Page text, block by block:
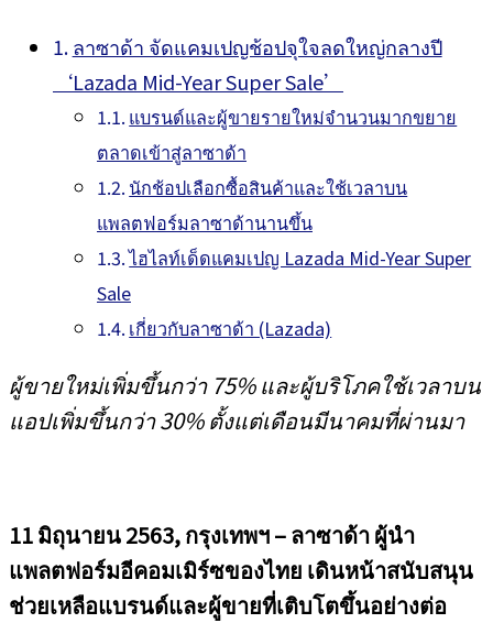
ลาซาด้า จัดแคมเปญช้อปจุใจลดใหญ่กลางปี
‘Lazada Mid-Year Super Sale’
แบรนด์และผู้ขายรายใหม่จำนวนมากขยาย
ตลาดเข้าสู่ลาซาด้า
นักช้อปเลือกซื้อสินค้าและใช้เวลาบน
แพลตฟอร์มลาซาด้านานขึ้น
ไฮไลท์เด็ดแคมเปญ Lazada Mid-Year Super
Sale
เกี่ยวกับลาซาด้า (Lazada)
ผู้ขายใหม่เพิ่มขึ้นกว่า 75% และผู้บริโภคใช้เวลาบน
แอปเพิ่มขึ้นกว่า30% ตั้งแต่เดือนมีนาคมที่ผ่านมา
11มิถุนายน2563,กรุงเทพฯ – ลาซาด้า ผู้นำ
แพลตฟอร์มอีคอมเมิร์ซของไทย เดินหน้าสนับสนุน
ช่วยเหลือแบรนด์และผู้ขายที่เติบโตขึ้นอย่างต่อ